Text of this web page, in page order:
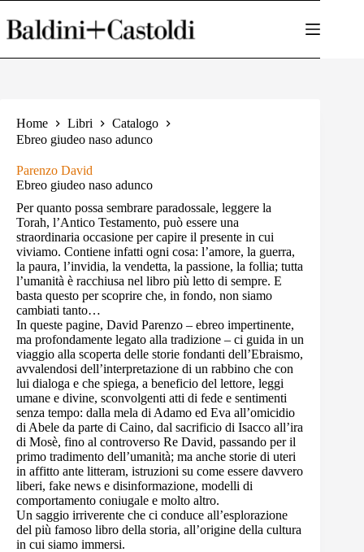
al
contenuto
Home Libri
Catalogo
Ebreo giudeo naso adunco
Parenzo David
Ebreo giudeo naso adunco
Per quanto possa sembrare paradossale, leggere la
Torah, l’Antico Testamento, può essere una
straordinaria occasione per capire il presente in cui
viviamo. Contiene infatti ogni cosa: l’amore, la guerra,
la paura, l’invidia, la vendetta, la passione, la follia; tutta
l’umanità è racchiusa nel libro più letto di sempre. E
basta questo per scoprire che, in fondo, non siamo
cambiati tanto…
In queste pagine, David Parenzo – ebreo impertinente,
ma profondamente legato alla tradizione – ci guida in un
viaggio alla scoperta delle storie fondanti dell’Ebraismo,
avvalendosi dell’interpretazione di un rabbino che con
lui dialoga e che spiega, a beneficio del lettore, leggi
umane e divine, sconvolgenti atti di fede e sentimenti
senza tempo: dalla mela di Adamo ed Eva all’omicidio
di Abele da parte di Caino, dal sacrificio di Isacco all’ira
di Mosè, fino al controverso Re David, passando per il
primo tradimento dell’umanità; ma anche storie di uteri
in affitto ante litteram, istruzioni su come essere davvero
liberi, fake news e disinformazione, modelli di
comportamento coniugale e molto altro.
Un saggio irriverente che ci conduce all’esplorazione
del più famoso libro della storia, all’origine della cultura
in cui siamo immersi.